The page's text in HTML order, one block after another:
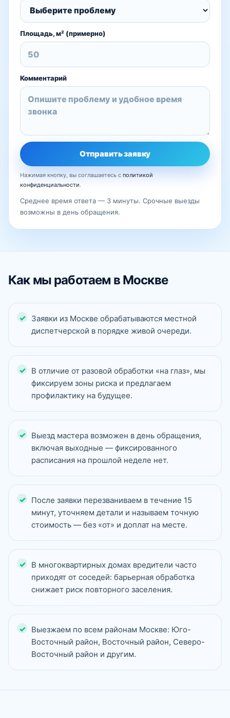
Площадь, м² (примерно)
Комментарий
Отправить заявку
Нажимая кнопку, вы соглашаетесь с политикой
конфиденциальности.
Среднее время ответа — 3 минуты. Срочные выезды
возможны в день обращения.
Как мы работаем в Москве
Заявки из Москве обрабатываются местной
диспетчерской в порядке живой очереди.
В отличие от разовой обработки «на глаз», мы
фиксируем зоны риска и предлагаем
профилактику на будущее.
Выезд мастера возможен в день обращения,
включая выходные — фиксированного
расписания на прошлой неделе нет.
После заявки перезваниваем в течение 15
минут, уточняем детали и называем точную
стоимость — без «от» и доплат на месте.
В многоквартирных домах вредители часто
приходят от соседей: барьерная обработка
снижает риск повторного заселения.
Выезжаем по всем районам Москве: Юго-
Восточный район, Восточный район, Северо-
Восточный район и другим.